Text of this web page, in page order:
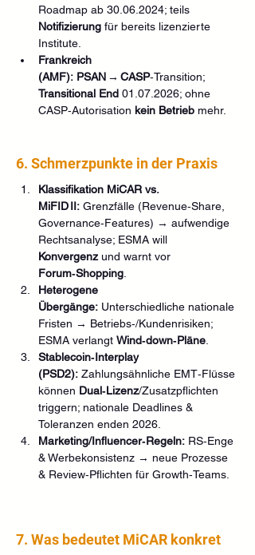
Roadmap ab 30.06.2024; teils
Notifizierung für bereits lizenzierte
Institute.
Frankreich
(AMF): PSAN → CASP‑Transition;
Transitional End 01.07.2026; ohne
CASP‑Autorisation kein Betrieb mehr.
6. Schmerzpunkte in der Praxis
Klassifikation MiCAR vs.
MiFID II: Grenzfälle (Revenue‑Share,
Governance‑Features) → aufwendige
Rechtsanalyse; ESMA will
Konvergenz und warnt vor
Forum‑Shopping
Heterogene
Übergänge: Unterschiedliche nationale
Fristen → Betriebs‑/Kundenrisiken;
ESMA verlangt Wind‑down‑Pläne
Stablecoin‑Interplay
(PSD2): Zahlungsähnliche EMT‑Flüsse
können Dual‑Lizenz/Zusatzpflichten
triggern; nationale Deadlines &
Toleranzen enden 2026.
Marketing/Influencer‑Regeln: RS‑Enge
& Werbekonsistenz → neue Prozesse
& Review‑Pflichten für Growth‑Teams.
7. Was bedeutet MiCAR konkret